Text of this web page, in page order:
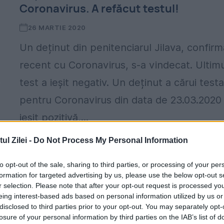
Zilei - Do Not Process My Personal Information
opt-out of the sale, sharing to third parties, or processing of your
for targeted advertising by us, please use the below opt-out
selection. Please note that after your opt-out request is processed
interest-based ads based on personal information utilized by us
to third parties prior to your opt-out. You may separately
of your personal information by third parties on the IAB’s list of
Coronavirus. A refăcut testul!
26 MARTIE 2020
Un deținut din penitenciarul Jilava,
recent cu Coronavirus, s-a vindecat.
test a ieșit negativ. Un deținut a cărui
pentru Coronavirus din data de 23.03.2020
ieșit pozitivă,...
Încă o vindecare miraculoasă. O
de 103 ani a învins coronavirusul